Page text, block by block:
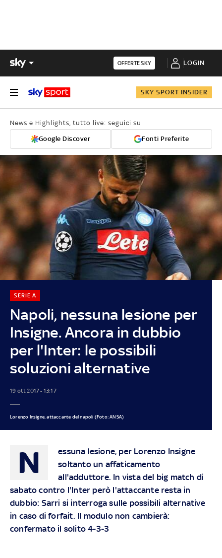
OFFERTE SKY LOGIN
SKY SPORT INSIDER
News e Highlights, tutto live: seguici su
Google Discover Fonti Preferite
Napoli, nessuna lesione per
Insigne. Ancora in dubbio
per l'Inter: le possibili
soluzioni alternative
SERIE A
19 ott 2017 - 13:17
Lorenzo Insigne, attaccante del napoli (Foto: ANSA)
N
essuna lesione, per Lorenzo Insigne
soltanto un affaticamento
all'adduttore. In vista del big match di
sabato contro l'Inter però l'attaccante resta in
dubbio: Sarri si interroga sulle possibili alternative
in caso di forfait. Il modulo non cambierà:
confermato il solito 4-3-3